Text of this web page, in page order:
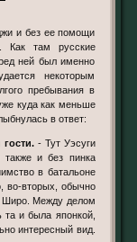
Как там русские
ней был именно
некоторым
пребывания в
куда как меньше
в ответ:
гости. - Тут Уэсуги
и без пинка
в батальоне
во-вторых, обычно
Широ. Между делом
та и была японкой,
интересный вид.